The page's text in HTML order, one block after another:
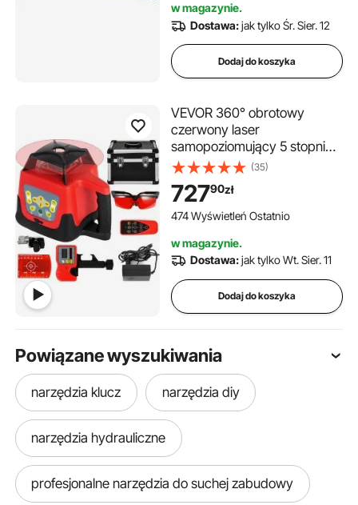
Magnetyczny zbieracz
wiórów Zamiatarka
podłogowa Zamiatarka
w magazynie.
Dostawa:jak tylko Śr. Sier. 12
Dodaj do koszyka
VEVOR 360° obrotowy
czerwony laser
samopoziomujący 5 stopni
obrotowy czerwony poziom
lasera Zasięg 250 m, poziom
lasera IP54 wodoodporność,
wodoodporny poziom lasera
(35)
72790zł
474 Wyświetleń Ostatnio
w magazynie.
Dostawa:jak tylko Wt. Sier. 11
Dodaj do koszyka
Powiązane wyszukiwania
narzędzia klucz narzędzia diy
narzędzia hydrauliczne
profesjonalne narzędzia do suchej zabudowy